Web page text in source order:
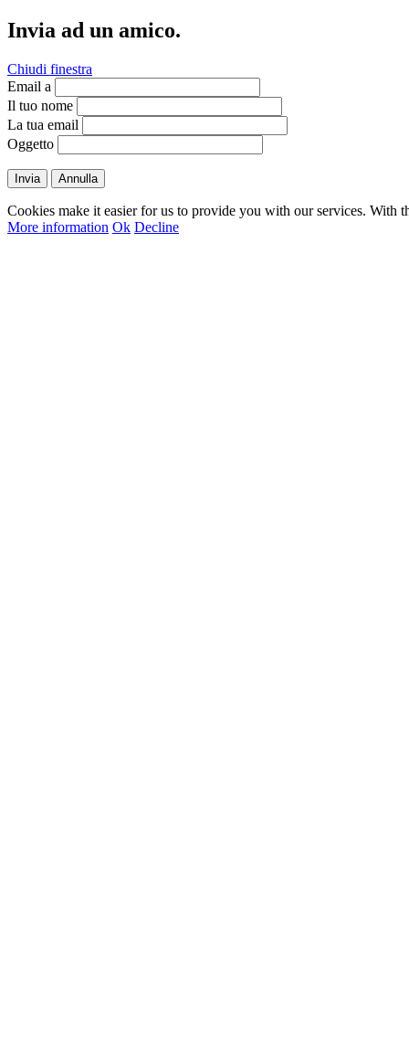
Invia ad un amico.
Chiudi finestra
Email a
Il tuo nome
La tua email
Oggetto
Invia Annulla
Cookies make it easier for us to provide you with our services. With
More information Ok Decline